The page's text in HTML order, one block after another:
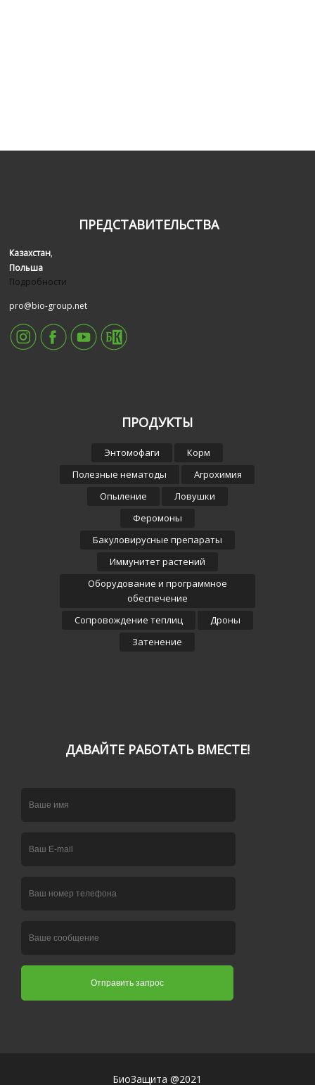
ПРЕДСТАВИТЕЛЬСТВА
Казахстан,
Польша
Подробности
pro@bio-group.net
ПРОДУКТЫ
Энтомофаги
Корм
Полезные нематоды
Агрохимия
Опыление
Ловушки
Феромоны
Бакуловирусные препараты
Иммунитет растений
Оборудование и программное
обеспечение
Сопровождение теплиц
Дроны
Затенение
ДАВАЙТЕ РАБОТАТЬ ВМЕСТЕ!
БиоЗащита @2021